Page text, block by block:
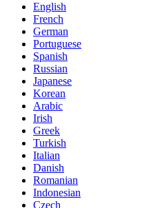
English
French
German
Portuguese
Spanish
Russian
Japanese
Korean
Arabic
Irish
Greek
Turkish
Italian
Danish
Romanian
Indonesian
Czech